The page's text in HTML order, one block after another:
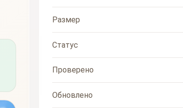
Размер
Статус
Проверено
Обновлено